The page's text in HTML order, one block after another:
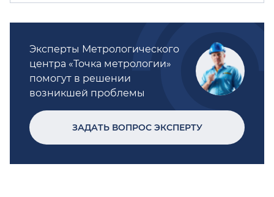
Эксперты Метрологического
центра «Точка метрологии»
помогут в решении
возникшей проблемы
ЗАДАТЬ ВОПРОС ЭКСПЕРТУ